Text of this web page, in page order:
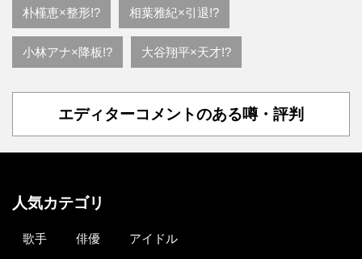
朴槿恵×整形!? 相葉雅紀×引退!?
小林アナ×降板!? 大谷翔平×天才!?
エディターコメントのある噂・評判
人気カテゴリ
歌手 俳優 アイドル